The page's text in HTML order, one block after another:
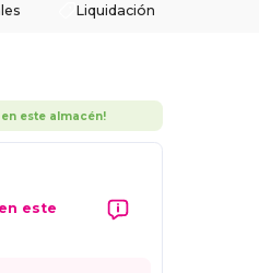
Liquidación
este almacén!
este